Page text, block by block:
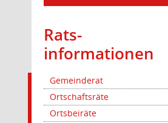
Rats­
informationen
Gemeinderat
Ortschaftsräte
Ortsbeiräte